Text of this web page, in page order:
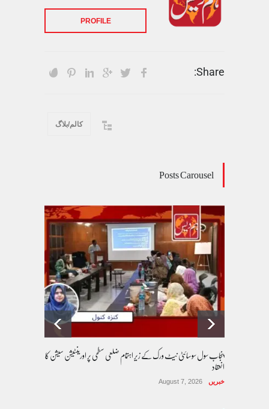
PROFILE
Share:
کالم/بلاگ
Posts Carousel
پنجاب سول سوسائٹی نیٹ ورک کے زیرِ اہتمام ضلعی سطحی پر اورینٹیشن سیشن کا
انعقاد
خبریں August 7, 2026